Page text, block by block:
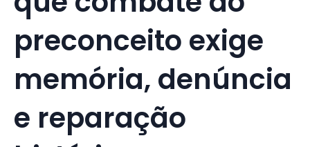
preconceito exige
memória, denúncia
e reparação